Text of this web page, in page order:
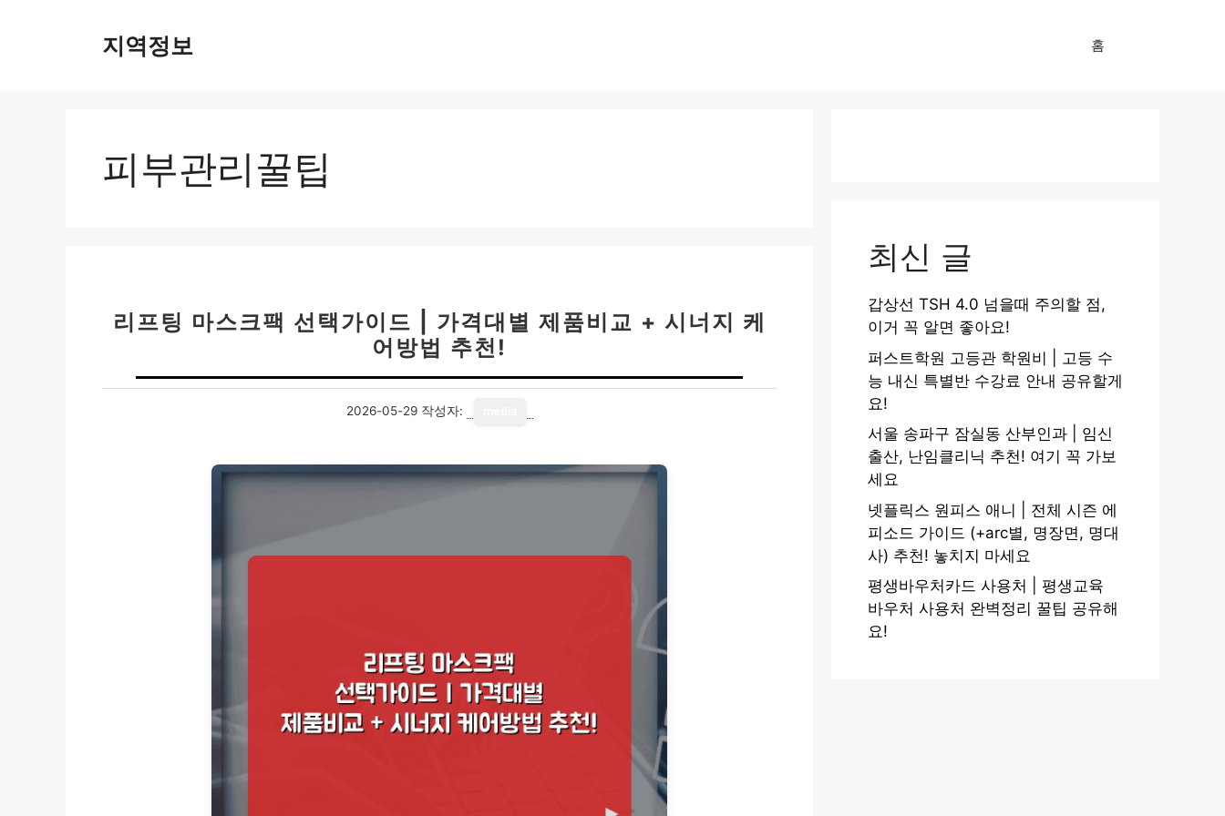
지역정보 홈
피부관리꿀팁
리프팅 마스크팩 선택가이드 | 가격대별 제품비교 + 시너지 케
어방법 추천!
2026-05-29 작성자:
최신 글
갑상선 TSH 4.0 넘을때 주의할 점,
이거 꼭 알면 좋아요!
퍼스트학원 고등관 학원비 | 고등 수
능 내신 특별반 수강료 안내 공유할게
요!
서울 송파구 잠실동 산부인과 | 임신
출산, 난임클리닉 추천! 여기 꼭 가보
세요
넷플릭스 원피스 애니 | 전체 시즌 에
피소드 가이드 (+arc별, 명장면, 명대
사) 추천! 놓치지 마세요
평생바우처카드 사용처 | 평생교육
바우처 사용처 완벽정리 꿀팁 공유해
요!